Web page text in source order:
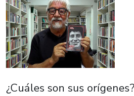
¿Cuáles son sus